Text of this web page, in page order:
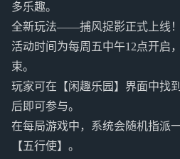
多乐趣。
全新玩法——捕风捉影正式上线！
活动时间为每周五中午12点开启
束。
玩家可在【闲趣乐园】界面中找
后即可参与。
在每局游戏中，系统会随机指派
【五行使】。